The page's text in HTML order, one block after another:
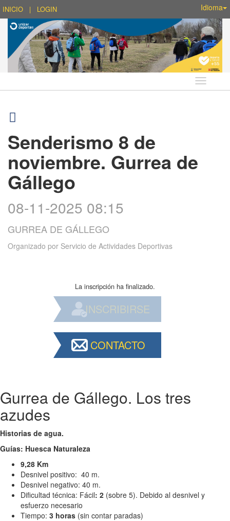
INICIO | LOGIN Idioma
Idioma
Senderismo 8 de
noviembre. Gurrea de
Gállego
08-11-2025 08:15
GURREA DE GÁLLEGO
Organizado por Servicio de Actividades Deportivas
La inscripción ha finalizado.
INSCRIBIRSE
CONTACTO
Gurrea de Gállego. Los tres
azudes
Historias de agua.
Guías: Huesca Naturaleza
9,28 Km
Desnivel positivo: 40 m.
Desnivel negativo: 40 m.
Dificultad técnica: Fácil: 2 (sobre 5). Debido al desnivel y
esfuerzo necesario
Tiempo: 3 horas (sin contar paradas)